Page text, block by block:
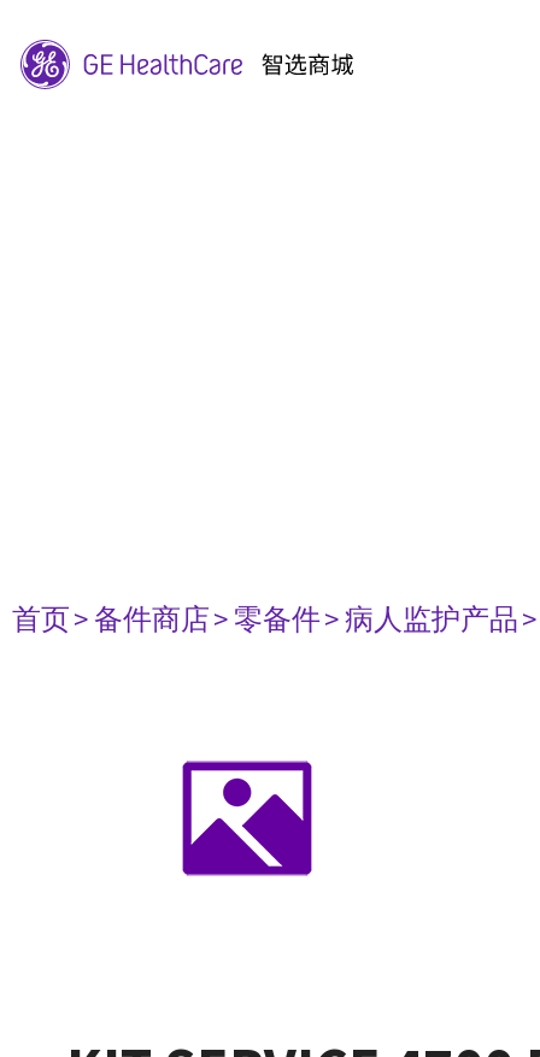
首页> 备件商店> 零备件> 病人监护产品